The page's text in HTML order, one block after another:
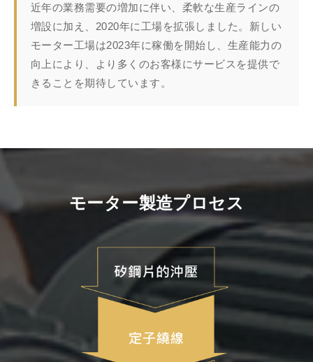
近年の業務需要の増加に伴い、柔軟な生産ラインの
増設に加え、2020年に工場を拡張しました。新しい
モーター工場は2023年に稼働を開始し、生産能力の
向上により、より多くのお客様にサービスを提供で
きることを期待しています。
モーター製造プロセス